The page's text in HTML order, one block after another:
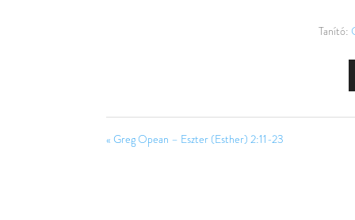
Tanító:
« Greg Opean – Eszter (Esther) 2:11-23